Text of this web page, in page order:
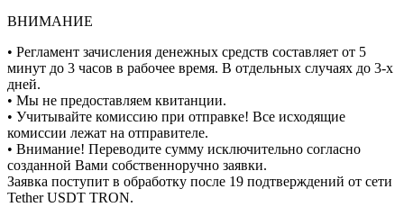
ВНИМАНИЕ
• Регламент зачисления денежных средств составляет от 5
минут до 3 часов в рабочее время. В отдельных случаях до 3-х
дней.
• Мы не предоставляем квитанции.
• Учитывайте комиссию при отправке! Все исходящие
комиссии лежат на отправителе.
• Внимание! Переводите сумму исключительно согласно
созданной Вами собственноручно заявки.
Заявка поступит в обработку после 19 подтверждений от сети
Tether USDT TRON.